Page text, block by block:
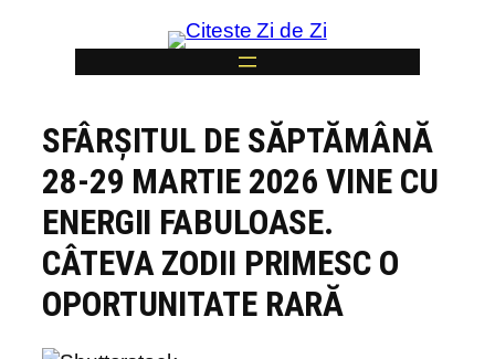
content
SFÂRȘITUL DE SĂPTĂMÂNĂ
28-29 MARTIE 2026 VINE CU
ENERGII FABULOASE.
CÂTEVA ZODII PRIMESC O
OPORTUNITATE RARĂ